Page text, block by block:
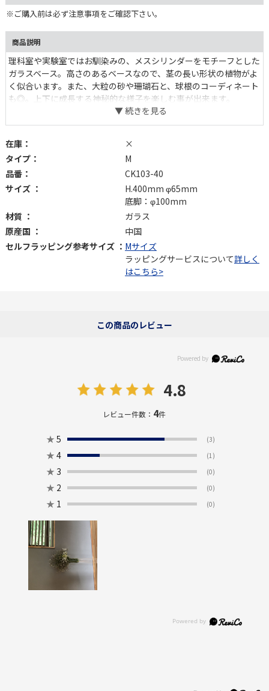
※ご購入前は必ず注意事項をご確認下さい。
商品説明
理科室や実験室ではお馴染みの、メスシリンダーをモチーフとした
ガラスベース。高さのあるベースなので、茎の長い形状の植物がよ
く似合います。また、大粒の砂や珊瑚石と、球根のコーディネート
も◎。上下に成長する神秘的な様子を楽しむ事が出来ます。
在庫：
×
タイプ：
M
品番：
CK103-40
サイズ ：
H.400mm φ65mm
底脚：φ100mm
材質 ：
ガラス
原産国 ：
中国
セルフラッピング参考サイズ ： Mサイズ
ラッピングサービスについて詳しく
はこちら>
この商品のレビュー
4.8
レビュー件数： 4件
★ 5 (3)
★ 4 (1)
★ 3 (0)
★ 2 (0)
★ 1 (0)